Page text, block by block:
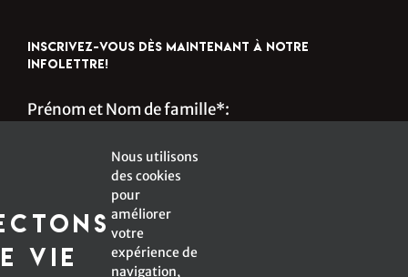
INSCRIVEZ-VOUS DÈS MAINTENANT À NOTRE
INFOLETTRE!
Prénom et Nom de famille*:
vie
Nous utilisons
des cookies
pour
améliorer
votre
expérience de
navigation,